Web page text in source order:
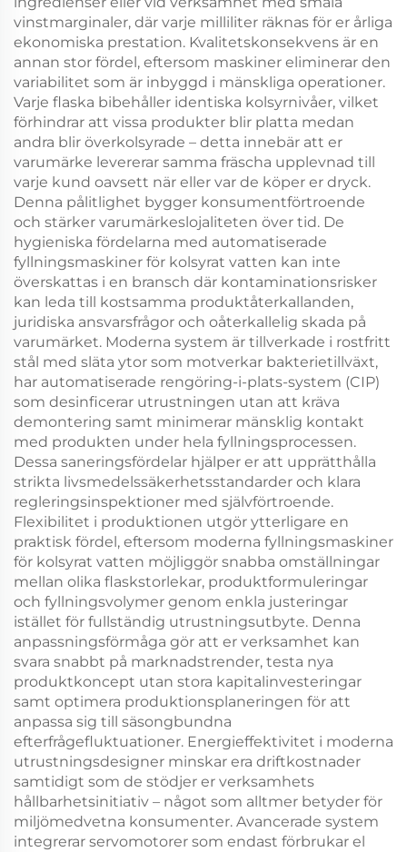
vinstmarginaler, där varje milliliter räknas för er årliga
ekonomiska prestation. Kvalitetskonsekvens är en
annan stor fördel, eftersom maskiner eliminerar den
variabilitet som är inbyggd i mänskliga operationer.
Varje flaska bibehåller identiska kolsyrnivåer, vilket
förhindrar att vissa produkter blir platta medan
andra blir överkolsyrade – detta innebär att er
varumärke levererar samma fräscha upplevnad till
varje kund oavsett när eller var de köper er dryck.
Denna pålitlighet bygger konsumentförtroende
och stärker varumärkeslojaliteten över tid. De
hygieniska fördelarna med automatiserade
fyllningsmaskiner för kolsyrat vatten kan inte
överskattas i en bransch där kontaminationsrisker
kan leda till kostsamma produktåterkallanden,
juridiska ansvarsfrågor och oåterkallelig skada på
varumärket. Moderna system är tillverkade i rostfritt
stål med släta ytor som motverkar bakterietillväxt,
har automatiserade rengöring-i-plats-system (CIP)
som desinficerar utrustningen utan att kräva
demontering samt minimerar mänsklig kontakt
med produkten under hela fyllningsprocessen.
Dessa saneringsfördelar hjälper er att upprätthålla
strikta livsmedelssäkerhetsstandarder och klara
regleringsinspektioner med självförtroende.
Flexibilitet i produktionen utgör ytterligare en
praktisk fördel, eftersom moderna fyllningsmaskiner
för kolsyrat vatten möjliggör snabba omställningar
mellan olika flaskstorlekar, produktformuleringar
och fyllningsvolymer genom enkla justeringar
istället för fullständig utrustningsutbyte. Denna
anpassningsförmåga gör att er verksamhet kan
svara snabbt på marknadstrender, testa nya
produktkoncept utan stora kapitalinvesteringar
samt optimera produktionsplaneringen för att
anpassa sig till säsongbundna
efterfrågefluktuationer. Energieffektivitet i moderna
utrustningsdesigner minskar era driftkostnader
samtidigt som de stödjer er verksamhets
hållbarhetsinitiativ – något som alltmer betyder för
miljömedvetna konsumenter. Avancerade system
integrerar servomotorer som endast förbrukar el